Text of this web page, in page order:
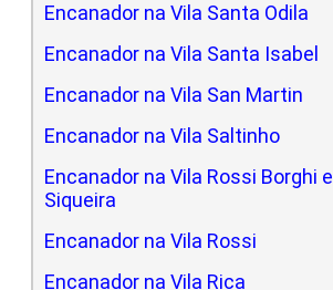
Encanador na Vila Santa Odila
Encanador na Vila Santa Isabel
Encanador na Vila San Martin
Encanador na Vila Saltinho
Encanador na Vila Rossi Borghi e
Siqueira
Encanador na Vila Rossi
Encanador na Vila Rica